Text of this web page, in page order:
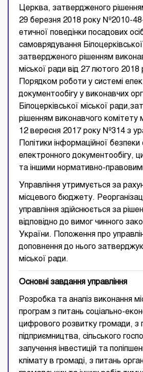
Церква, затвердженого
29 березня 2018 року №2010-
етичної поведінки посадових
самоврядування
затвердженого рішенням
міської ради від 27 лютого
Порядком роботи у системі
документообігу у виконавчих
Білоцерківської міської
рішенням виконавчого комітету
12 вересня 2017 року №314 з
Політики інформаційної
електронного документообігу,
та іншими нормативно-
Управління утримується за
місцевого бюджету.
управління здійснюється за
відповідно до вимог чинного
України. Положення про
доповнення до нього
міської ради.
Основні завдання управління
Розробка та аналіз виконання
програм з питань соціально-
цифрового розвитку громади, з
підприємництва, сільського
залучення інвестицій та
клімату в громаді, з питань